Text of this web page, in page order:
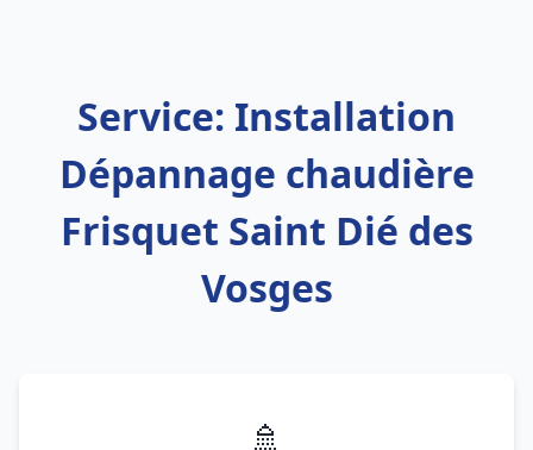
Service: Installation
Dépannage chaudière
Frisquet Saint Dié des
Vosges